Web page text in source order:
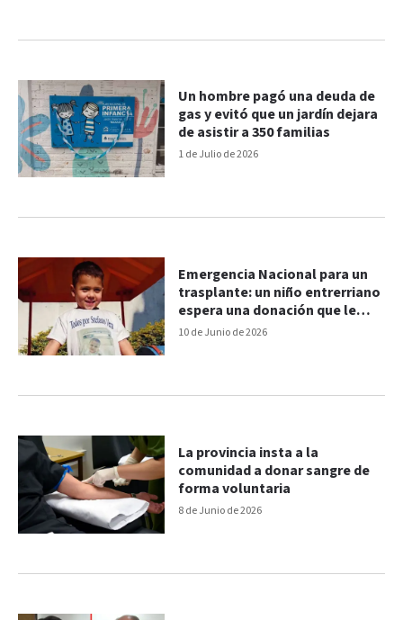
1 de Julio de 2026
Un hombre pagó una deuda de
gas y evitó que un jardín dejara
de asistir a 350 familias
10 de Junio de 2026
Emergencia Nacional para un
trasplante: un niño entrerriano
espera una donación que le
cambie la vida
8 de Junio de 2026
La provincia insta a la
comunidad a donar sangre de
forma voluntaria